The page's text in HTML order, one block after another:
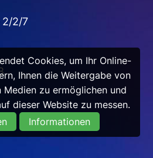
Cookies, um Ihr Online-
Ihnen die Weitergabe von
Medien zu ermöglichen und
dieser Website zu messen.
Informationen
2/2/7